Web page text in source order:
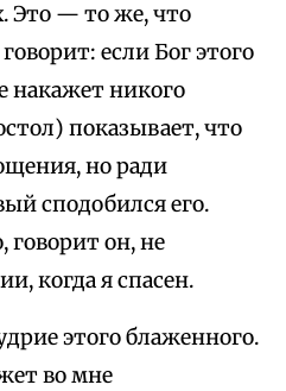
Это — то же, что
если Бог этого
накажет никого
показывает, что
но ради
сподобился его.
говорит он, не
когда я спасен.
этого блаженного.
во мне